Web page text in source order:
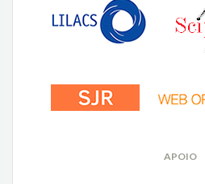
APOIO